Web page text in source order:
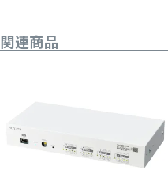
関連商品